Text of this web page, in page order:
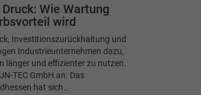
Wie Wartung
wird
Investitionszurückhaltung und
Industrieunternehmen dazu,
länger und effizienter zu nutzen.
TEC GmbH an. Das
hat sich…